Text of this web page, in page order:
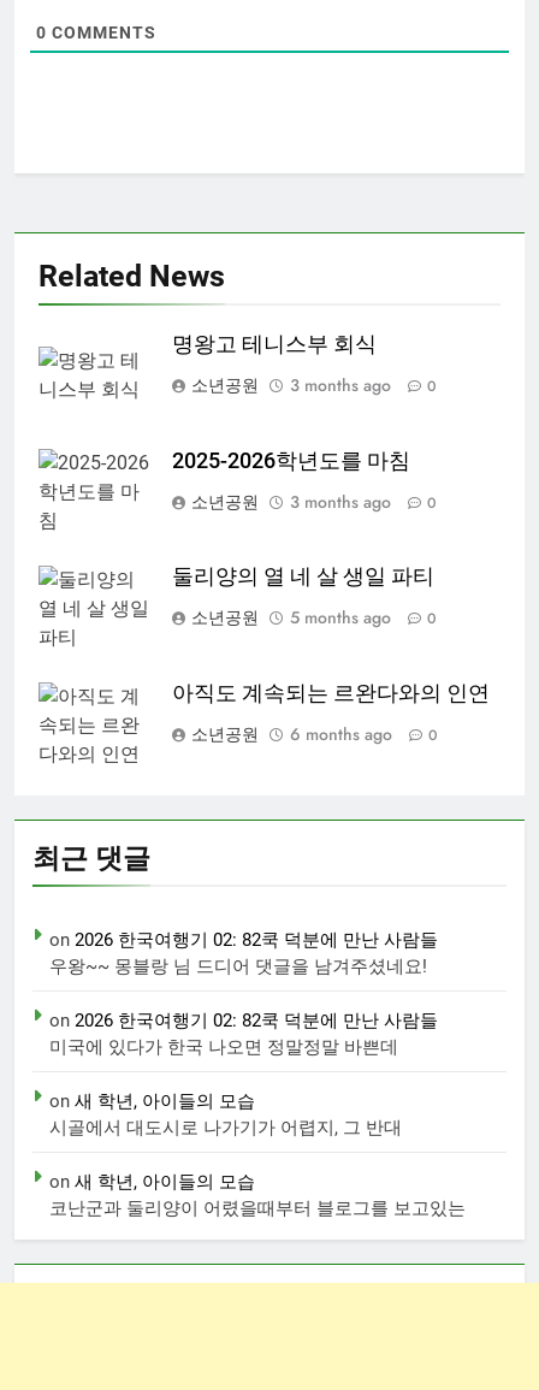
0 COMMENTS
Related News
명왕고 테니스부 회식
소년공원
3 months ago 0
2025-2026학년도를 마침
소년공원
3 months ago 0
둘리양의 열 네 살 생일 파티
소년공원
5 months ago 0
아직도 계속되는 르완다와의 인연
소년공원
6 months ago 0
최근 댓글
on 2026 한국여행기 02: 82쿡 덕분에 만난 사람들
우왕~~ 몽블랑 님 드디어 댓글을 남겨주셨네요!
on 2026 한국여행기 02: 82쿡 덕분에 만난 사람들
미국에 있다가 한국 나오면 정말정말 바쁜데
on 새 학년, 아이들의 모습
시골에서 대도시로 나가기가 어렵지, 그 반대
on 새 학년, 아이들의 모습
코난군과 둘리양이 어렸을때부터 블로그를 보고있는